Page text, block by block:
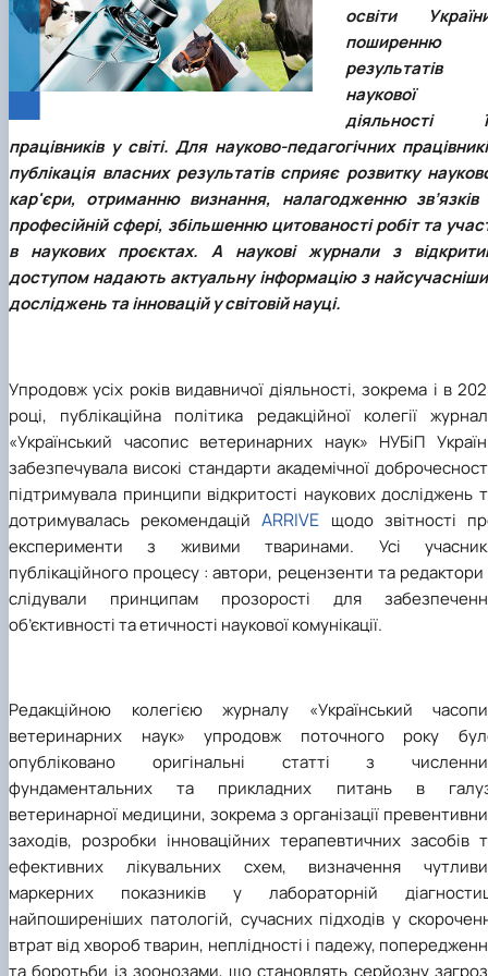
освіти
поширенню
результатів
наукової
діяльності
працівників у світі. Для науково-педагогічних
публікація власних результатів сприяє розвитку
кар'єри, отриманню визнання, налагодженню зв’язків
професійній сфері, збільшенню цитованості робіт та
в наукових проєктах. А наукові журнали з
доступом надають актуальну інформацію з
досліджень та інновацій у світовій науці.
Упродовж усіх років видавничої діяльності, зокрема і в
році, публікаційна політика редакційної колегії
«Український часопис ветеринарних наук» НУБіП
забезпечувала високі стандарти академічної
підтримувала принципи відкритості наукових досліджень
дотримувалась рекомендаційARRIVE щодо звітності
експерименти з живими тваринами. Усі
публікаційного процесу : автори, рецензенти та редактори
слідували принципам прозорості для
об’єктивності та етичності наукової комунікації.
Редакційною колегією журналу «Український
ветеринарних наук» упродовж поточного року
опубліковано оригінальні статті з
фундаментальних та прикладних питань в
ветеринарної медицини, зокрема з організації
заходів, розробки інноваційних терапевтичних засобів
ефективних лікувальних схем, визначення
маркерних показників у лабораторній
найпоширеніших патологій, сучасних підходів у
втрат від хвороб тварин, неплідності і падежу,
та боротьби із зоонозами, що становлять серйозну